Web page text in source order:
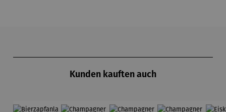
Kunden kauften auch